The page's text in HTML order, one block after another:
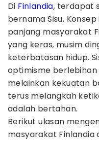
Di Finlandia, terdapat
bernama Sisu.
panjang masyarakat
yang keras, musim
keterbatasan hidup.
optimisme berlebihan
melainkan kekuatan
terus melangkah
adalah bertahan.
Berikut ulasan
masyarakat Finlandia